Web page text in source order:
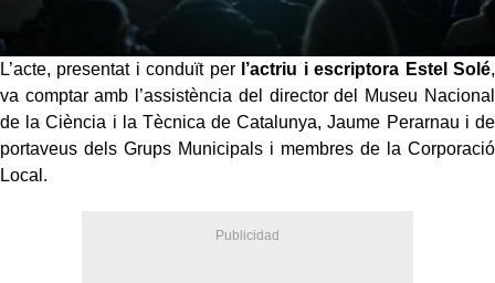
L’acte, presentat i conduït per l’actriu i escriptora Estel Solé,
va comptar amb l’assistència del director del Museu Nacional
de la Ciència i la Tècnica de Catalunya, Jaume Perarnau i de
portaveus dels Grups Municipals i membres de la Corporació
Local.